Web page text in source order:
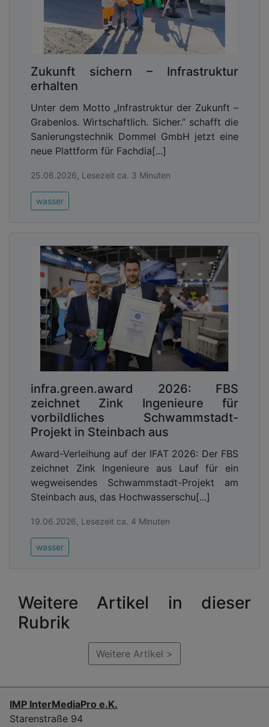
Zukunft sichern – Infrastruktur
erhalten
Unter dem Motto „Infrastruktur der Zukunft –
Grabenlos. Wirtschaftlich. Sicher.” schafft die
Sanierungstechnik Dommel GmbH jetzt eine
neue Plattform für Fachdia[...]
25.06.2026, Lesezeit ca. 3 Minuten
wasser
infra.green.award 2026: FBS
zeichnet Zink Ingenieure für
vorbildliches Schwammstadt-
Projekt in Steinbach aus
Award-Verleihung auf der IFAT 2026: Der FBS
zeichnet Zink Ingenieure aus Lauf für ein
wegweisendes Schwammstadt-Projekt am
Steinbach aus, das Hochwasserschu[...]
19.06.2026, Lesezeit ca. 4 Minuten
wasser
Weitere Artikel in dieser
Rubrik
Weitere Artikel >
IMP InterMediaPro e.K.
Starenstraße 94